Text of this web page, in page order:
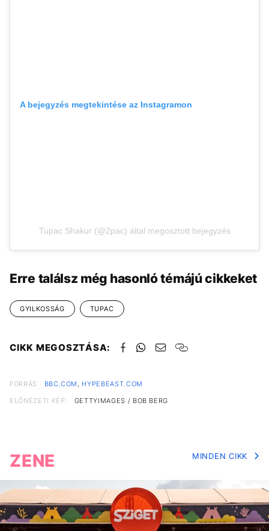
A bejegyzés megtekintése az Instagramon
Tupac Shakur (@2pac) által megosztott bejegyzés
Erre találsz még hasonló témájú cikkeket
GYILKOSSÁG TUPAC
CIKK MEGOSZTÁSA:
FORRÁS BBC.COM
HYPEBEAST.COM
ELŐNÉZETI KÉP:
GETTYIMAGES / BOB BERG
ZENE MINDEN CIKK